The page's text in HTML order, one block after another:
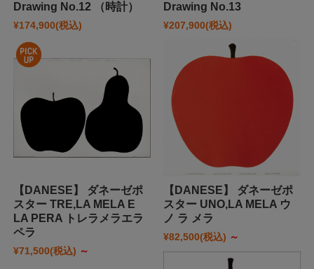
Drawing No.12 （時計）
¥174,900(税込)
Drawing No.13
¥207,900(税込)
【DANESE】 ダネーゼポ
スター TRE,LA MELA E
LA PERA トレラメラエラ
ペラ
¥71,500(税込) ～
【DANESE】 ダネーゼポ
スター UNO,LA MELA ウ
ノ ラ メラ
¥82,500(税込) ～